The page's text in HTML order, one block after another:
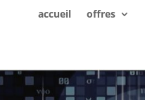
accueil offres